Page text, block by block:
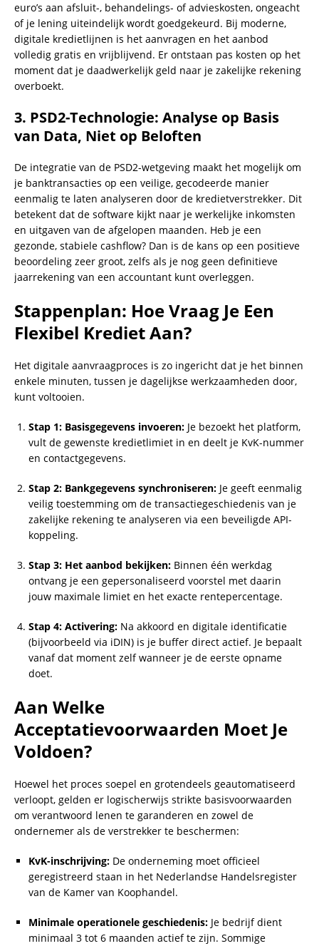
euro’s aan afsluit-, behandelings- of advieskosten, ongeacht
of je lening uiteindelijk wordt goedgekeurd. Bij moderne,
digitale kredietlijnen is het aanvragen en het aanbod
volledig gratis en vrijblijvend. Er ontstaan pas kosten op het
moment dat je daadwerkelijk geld naar je zakelijke rekening
overboekt.
3. PSD2-Technologie: Analyse op Basis
van Data, Niet op Beloften
De integratie van de PSD2-wetgeving maakt het mogelijk om
je banktransacties op een veilige, gecodeerde manier
eenmalig te laten analyseren door de kredietverstrekker. Dit
betekent dat de software kijkt naar je werkelijke inkomsten
en uitgaven van de afgelopen maanden. Heb je een
gezonde, stabiele cashflow? Dan is de kans op een positieve
beoordeling zeer groot, zelfs als je nog geen definitieve
jaarrekening van een accountant kunt overleggen.
Stappenplan: Hoe Vraag Je Een
Flexibel Krediet Aan?
Het digitale aanvraagproces is zo ingericht dat je het binnen
enkele minuten, tussen je dagelijkse werkzaamheden door,
kunt voltooien.
Stap 1: Basisgegevens invoeren: Je bezoekt het platform,
vult de gewenste kredietlimiet in en deelt je KvK-nummer
en contactgegevens.
Stap 2: Bankgegevens synchroniseren: Je geeft eenmalig
veilig toestemming om de transactiegeschiedenis van je
zakelijke rekening te analyseren via een beveiligde API-
koppeling.
Stap 3: Het aanbod bekijken: Binnen één werkdag
ontvang je een gepersonaliseerd voorstel met daarin
jouw maximale limiet en het exacte rentepercentage.
Stap 4: Activering: Na akkoord en digitale identificatie
(bijvoorbeeld via iDIN) is je buffer direct actief. Je bepaalt
vanaf dat moment zelf wanneer je de eerste opname
doet.
Aan Welke
Acceptatievoorwaarden Moet Je
Voldoen?
Hoewel het proces soepel en grotendeels geautomatiseerd
verloopt, gelden er logischerwijs strikte basisvoorwaarden
om verantwoord lenen te garanderen en zowel de
ondernemer als de verstrekker te beschermen:
KvK-inschrijving: De onderneming moet officieel
geregistreerd staan in het Nederlandse Handelsregister
van de Kamer van Koophandel.
Minimale operationele geschiedenis: Je bedrijf dient
minimaal 3 tot 6 maanden actief te zijn. Sommige